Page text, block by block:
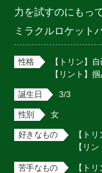
力を試すのにもっ
ミラクルロケット
性格
【トリン】
【リント】
誕生日 3/3
性別 女
好きなもの
【ト
【リ
苦手なもの
【ト